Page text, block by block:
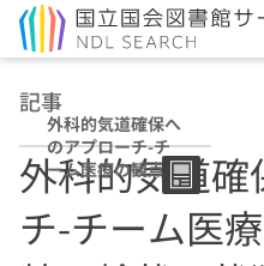
記事
外科的気道確保へ
のアプローチ-チ
ーム医療の観点か
ら : 特に輪状甲状
靭帯穿刺について
外科的気道
チ-チーム医